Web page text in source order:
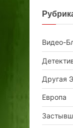
Видео-
Другая
Европа